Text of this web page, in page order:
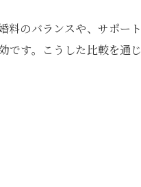
料のバランスや、サポー
です。こうした比較を通